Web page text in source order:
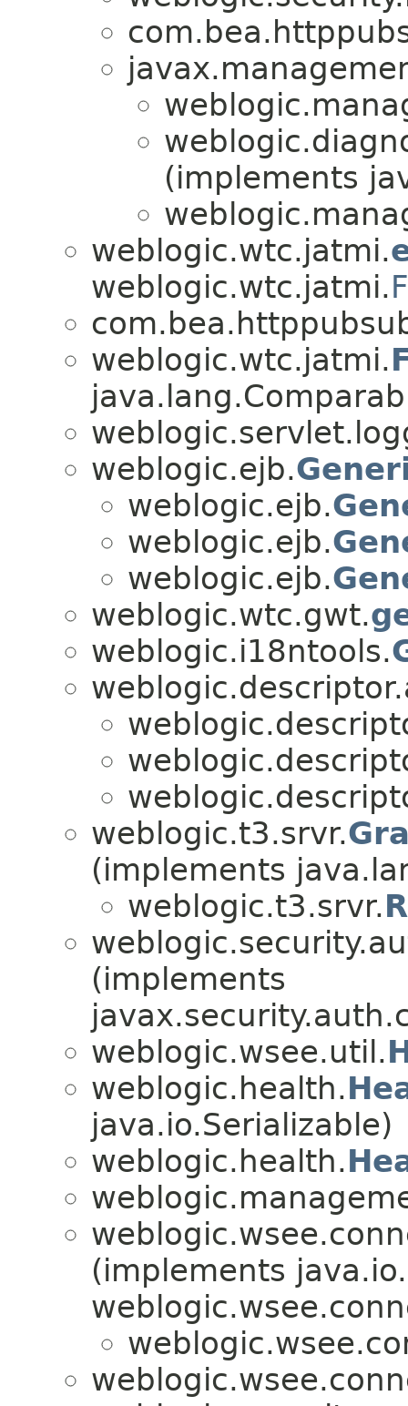
(implements
weblogic.wtc.jatmi.
weblogic.wtc.jatmi.
weblogic.wtc.jatmi.
weblogic.ejb.
weblogic.ejb.
weblogic.ejb.
weblogic.ejb.
weblogic.wtc.gwt.
weblogic.i18ntools.
weblogic.t3.srvr.
(implements
weblogic.t3.srvr.
(implements
weblogic.wsee.util.
weblogic.health.
java.io.Serializable)
weblogic.health.
(implements